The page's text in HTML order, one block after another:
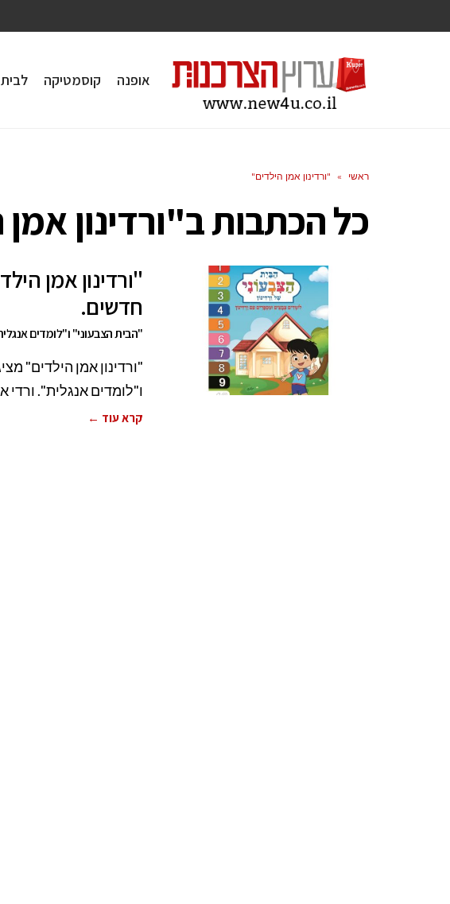
אופנה קוסמטיקה לבית
ראשי » "ורדינון אמן הילדים"
כל הכתבות ב"ורדינון
"ורדינון אמן
חדשים.
"הבית הצבעוני" ו"לומדים
"ורדינון אמן הילדים"
ו"לומדים אנגלית". ורדי
קרא עוד ←